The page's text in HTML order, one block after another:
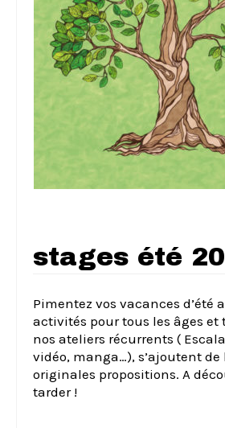
stages été
Pimentez vos vacances d’été
activités pour tous les âges et
nos ateliers récurrents (
vidéo, manga…), s’ajoutent de
originales propositions. A
tarder !